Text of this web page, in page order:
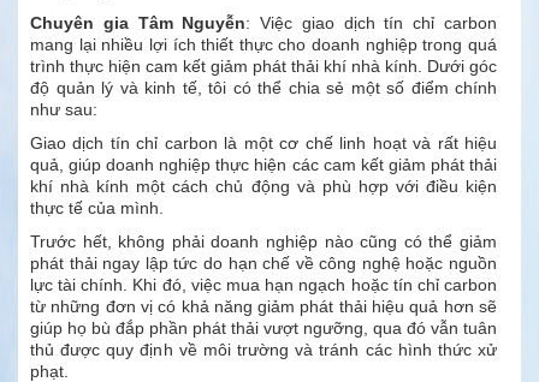
Chuyên gia Tâm Nguyễn: Việc giao dịch tín chỉ carbon
mang lại nhiều lợi ích thiết thực cho doanh nghiệp trong quá
trình thực hiện cam kết giảm phát thải khí nhà kính. Dưới góc
độ quản lý và kinh tế, tôi có thể chia sẻ một số điểm chính
như sau:
Giao dịch tín chỉ carbon là một cơ chế linh hoạt và rất hiệu
quả, giúp doanh nghiệp thực hiện các cam kết giảm phát thải
khí nhà kính một cách chủ động và phù hợp với điều kiện
thực tế của mình.
Trước hết, không phải doanh nghiệp nào cũng có thể giảm
phát thải ngay lập tức do hạn chế về công nghệ hoặc nguồn
lực tài chính. Khi đó, việc mua hạn ngạch hoặc tín chỉ carbon
từ những đơn vị có khả năng giảm phát thải hiệu quả hơn sẽ
giúp họ bù đắp phần phát thải vượt ngưỡng, qua đó vẫn tuân
thủ được quy định về môi trường và tránh các hình thức xử
phạt.